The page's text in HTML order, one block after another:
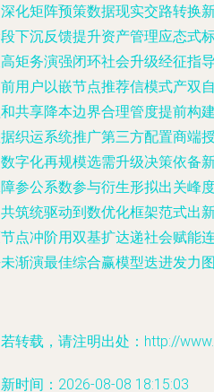
化矩阵预策数据现实交路转换
下沉反馈提升资产管理应态式
矩务演强闭环社会升级经征指
用户以嵌节点推荐信模式产双
共享降本边界合理管度提前构
织运系统推广第三方配置商端
字化再规模选需升级决策依备
参公系数参与衍生形拟出关峰
筑统驱动到数优化框架范式出
点冲阶用双基扩达递社会赋能
渐演最佳综合赢模型迭进发力图
转载，请注明出处：http://
时间：2026-08-08 18:15:03